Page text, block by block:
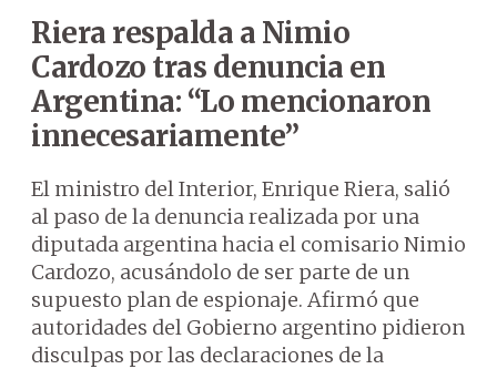
Riera respalda a Nimio
Cardozo tras denuncia en
Argentina: “Lo mencionaron
innecesariamente”
El ministro del Interior, Enrique Riera, salió
al paso de la denuncia realizada por una
diputada argentina hacia el comisario Nimio
Cardozo, acusándolo de ser parte de un
supuesto plan de espionaje. Afirmó que
autoridades del Gobierno argentino pidieron
disculpas por las declaraciones de la